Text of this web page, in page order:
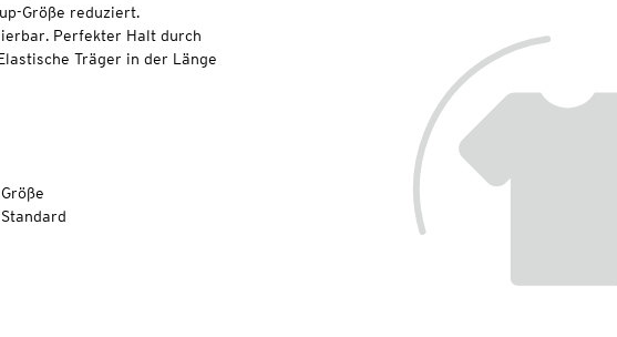
Größe reduziert.
Perfekter Halt durch
Träger in der Länge